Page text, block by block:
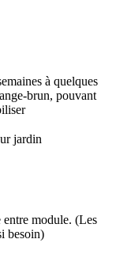
à quelques
brun, pouvant
module. (Les
besoin)